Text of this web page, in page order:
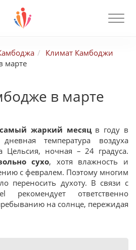
Климат Камбоджи
марте
в марте
жаркий месяцв году в
температура воздуха
Цельсия, ночная – 24 градуса.
сухо, хотя влажность и
с февралем. Поэтому многим
переносить духоту. В связи с
рекомендует ответственно
на солнце, пережидая